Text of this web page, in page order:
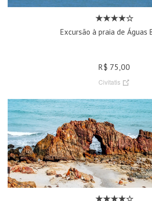
Excursão à praia de Águas
R$ 75,00
Civitatis